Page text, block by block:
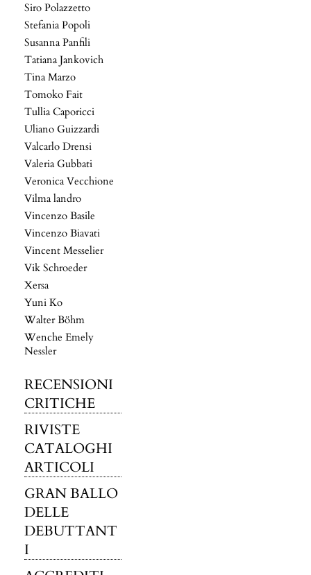
Siro Polazzetto
Stefania Popoli
Susanna Panfili
Tatiana Jankovich
Tina Marzo
Tomoko Fait
Tullia Caporicci
Uliano Guizzardi
Valcarlo Drensi
Valeria Gubbati
Veronica Vecchione
Vilma landro
Vincenzo Basile
Vincenzo Biavati
Vincent Messelier
Vik Schroeder
Xersa
Yuni Ko
Walter Böhm
Wenche Emely
Nessler
RECENSIONI
CRITICHE
RIVISTE
CATALOGHI
ARTICOLI
GRAN BALLO
DELLE
DEBUTTANT
I